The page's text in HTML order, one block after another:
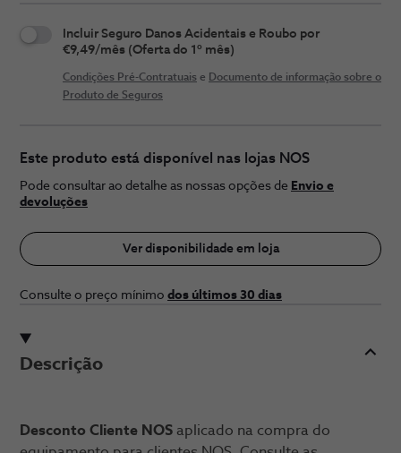
Descrição
Desconto Cliente NOS aplicado na compra do
Incluir Seguro Danos Acidentais e Roubo por
€9,49/mês (Oferta do 1º mês)
Condições Pré-Contratuais e Documento de informação sobre o
Produto de Seguros
Este produto está disponível nas lojas NOS
Pode consultar ao detalhe as nossas opções de Envio e
devoluções
Ver disponibilidade em loja
Consulte o preço ​mínimo dos últimos 30 ​dias